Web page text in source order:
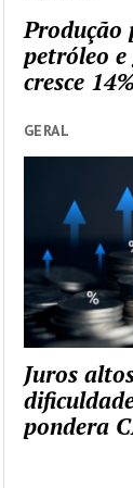
Produção
petróleo
cresce
GERAL
Juros
pondera